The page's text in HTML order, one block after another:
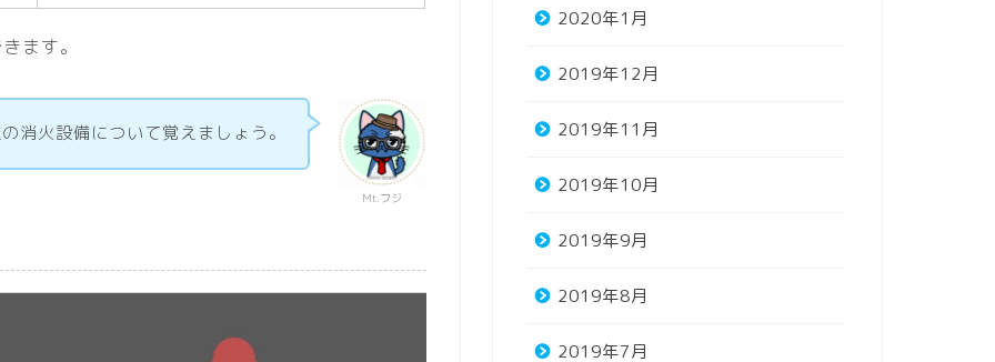
ます。
Mt.フジ
消火設備について覚えましょう。
2020年1月
2019年12月
2019年11月
2019年10月
2019年9月
2019年8月
2019年7月